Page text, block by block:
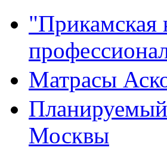
"Прикамская
Матрасы
Планируемый
Москвы